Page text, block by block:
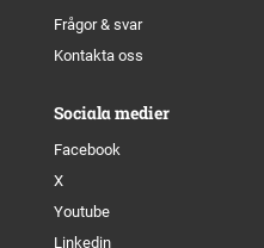
Frågor & svar
Kontakta oss
Sociala medier
Facebook
X
Youtube
Linkedin